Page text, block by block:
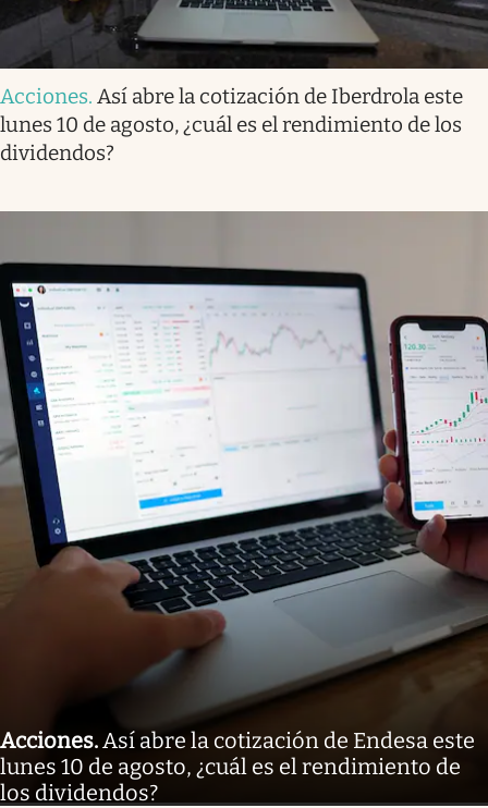
Acciones. Así abre la cotización de Iberdrola este
lunes 10 de agosto, ¿cuál es el rendimiento de los
dividendos?
Acciones.Así abre la cotización de Endesa este
lunes 10 de agosto, ¿cuál es el rendimiento de
los dividendos?